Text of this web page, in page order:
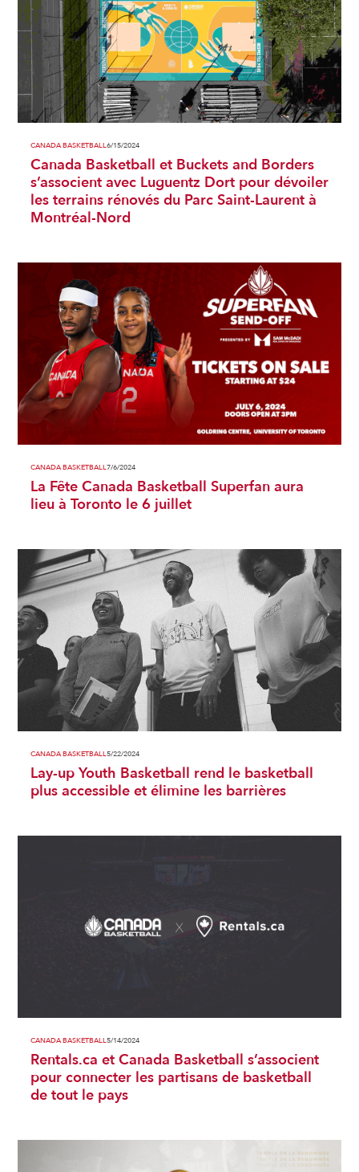
CANADA BASKETBALL6/15/2024
Canada Basketball et Buckets and Borders
s’associent avec Luguentz Dort pour dévoiler
les terrains rénovés du Parc Saint-Laurent à
Montréal-Nord
CANADA BASKETBALL7/6/2024
La Fête Canada Basketball Superfan aura
lieu à Toronto le 6 juillet
CANADA BASKETBALL5/22/2024
Lay-up Youth Basketball rend le basketball
plus accessible et élimine les barrières
CANADA BASKETBALL5/14/2024
Rentals.ca et Canada Basketball s’associent
pour connecter les partisans de basketball
de tout le pays‍